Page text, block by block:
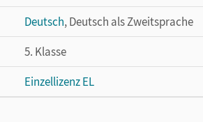
Deutsch, Deutsch als Zweitsprache
5. Klasse
Einzellizenz EL